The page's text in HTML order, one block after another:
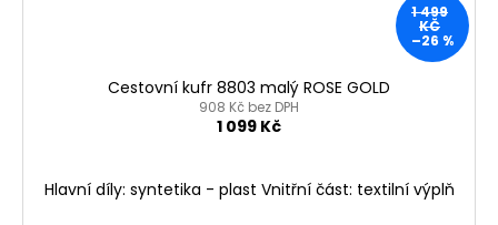
1 499
KČ
–26 %
Cestovní kufr 8803 malý ROSE GOLD
908 Kč bez DPH
1 099 Kč
Hlavní díly: syntetika - plast Vnitřní část: textilní výplň